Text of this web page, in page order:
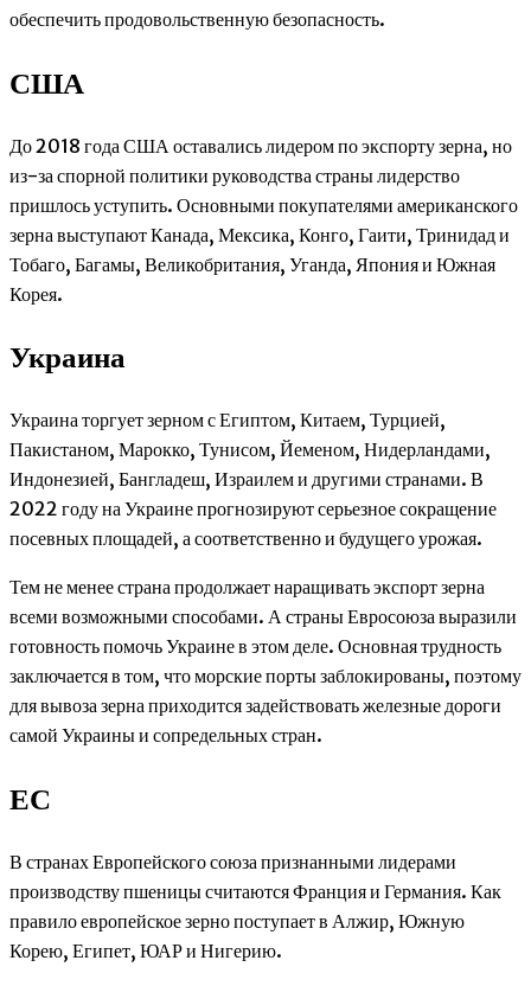
обеспечить продовольственную безопасность.
США
До 2018 года США оставались лидером по экспорту зерна, но
из-за спорной политики руководства страны лидерство
пришлось уступить. Основными покупателями американского
зерна выступают Канада, Мексика, Конго, Гаити, Тринидад и
Тобаго, Багамы, Великобритания, Уганда, Япония и Южная
Корея.
Украина
Украина торгует зерном с Египтом, Китаем, Турцией,
Пакистаном, Марокко, Тунисом, Йеменом, Нидерландами,
Индонезией, Бангладеш, Израилем и другими странами. В
2022 году на Украине прогнозируют серьезное сокращение
посевных площадей, а соответственно и будущего урожая.
Тем не менее страна продолжает наращивать экспорт зерна
всеми возможными способами. А страны Евросоюза выразили
готовность помочь Украине в этом деле. Основная трудность
заключается в том, что морские порты заблокированы, поэтому
для вывоза зерна приходится задействовать железные дороги
самой Украины и сопредельных стран.
ЕС
В странах Европейского союза признанными лидерами
производству пшеницы считаются Франция и Германия. Как
правило европейское зерно поступает в Алжир, Южную
Корею, Египет, ЮАР и Нигерию.